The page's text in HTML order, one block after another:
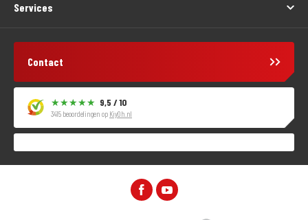
Services
Contact
9,5 / 10
3415 beoordelingen op KiyOh.nl